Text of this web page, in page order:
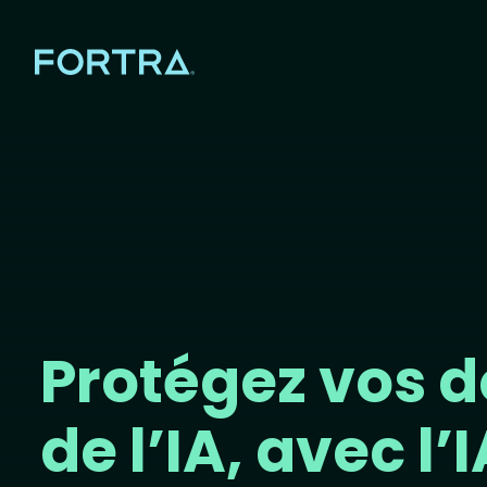
Protégez vos
de l’IA, avec